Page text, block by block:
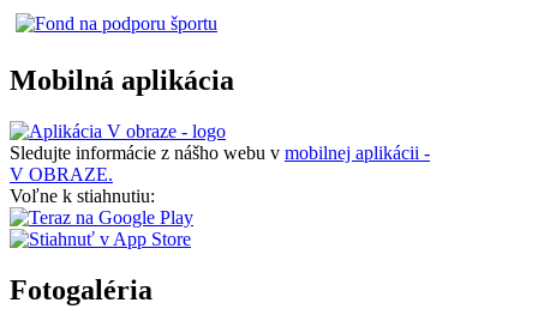
Mobilná aplikácia
Sledujte informácie z nášho webu v mobilnej aplikácii -
V OBRAZE.
Voľne k stiahnutiu:
Fotogaléria